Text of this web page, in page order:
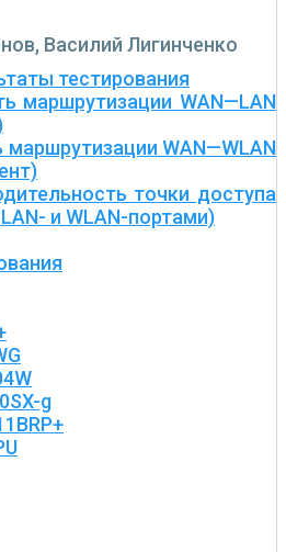
Василий Лигинченко
тестирования
маршрутизации WAN—LAN
маршрутизации WAN—WLAN
точки доступа
и WLAN-портами)
g